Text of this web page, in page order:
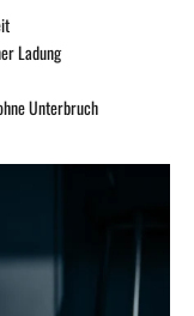
Ladung
Unterbruch